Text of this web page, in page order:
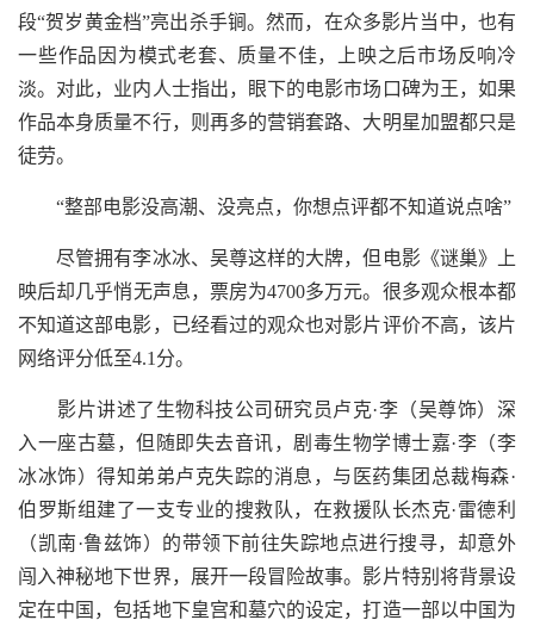
段“贺岁黄金档”亮出杀手锏。然而，在众多影片当中，也有
一些作品因为模式老套、质量不佳，上映之后市场反响冷
淡。对此，业内人士指出，眼下的电影市场口碑为王，如果
作品本身质量不行，则再多的营销套路、大明星加盟都只是
徒劳。
“整部电影没高潮、没亮点，你想点评都不知道说点啥”
尽管拥有李冰冰、吴尊这样的大牌，但电影《谜巢》上
映后却几乎悄无声息，票房为4700多万元。很多观众根本都
不知道这部电影，已经看过的观众也对影片评价不高，该片
网络评分低至4.1分。
影片讲述了生物科技公司研究员卢克·李（吴尊饰）深
入一座古墓，但随即失去音讯，剧毒生物学博士嘉·李（李
冰冰饰）得知弟弟卢克失踪的消息，与医药集团总裁梅森·
伯罗斯组建了一支专业的搜救队，在救援队长杰克·雷德利
（凯南·鲁兹饰）的带领下前往失踪地点进行搜寻，却意外
闯入神秘地下世界，展开一段冒险故事。影片特别将背景设
定在中国，包括地下皇宫和墓穴的设定，打造一部以中国为